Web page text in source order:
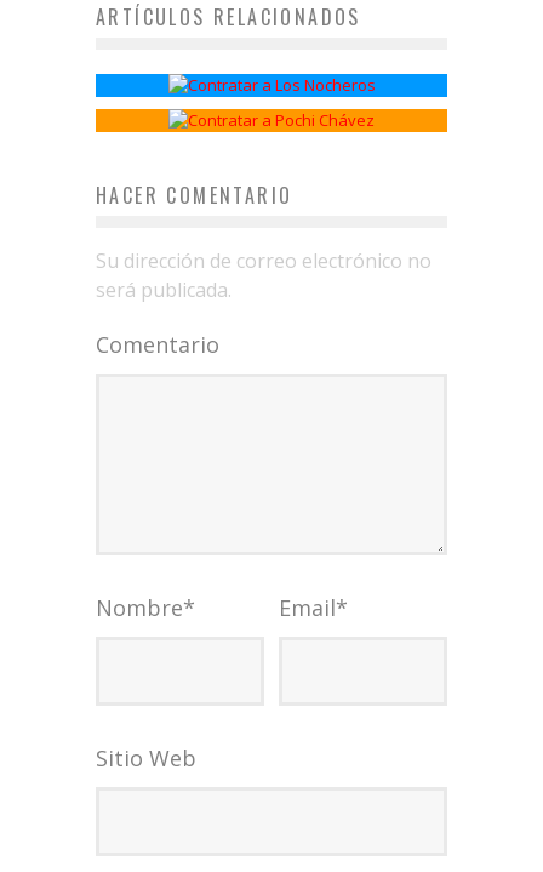
ARTÍCULOS RELACIONADOS
Pochi Chávez
HACER COMENTARIO
Su dirección de correo electrónico no
será publicada.
Comentario
Nombre* Email*
Sitio Web